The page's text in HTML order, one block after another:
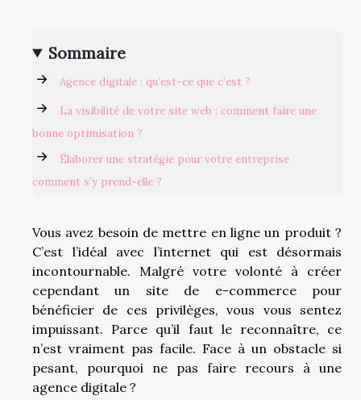
Sommaire
Agence digitale : qu’est-ce que c’est ?
La visibilité de votre site web : comment faire une
bonne optimisation ?
Élaborer une stratégie pour votre entreprise
comment s’y prend-elle ?
Vous avez besoin de mettre en ligne un produit ?
C’est l’idéal avec l’internet qui est désormais
incontournable. Malgré votre volonté à créer
cependant un site de e-commerce pour
bénéficier de ces privilèges, vous vous sentez
impuissant. Parce qu’il faut le reconnaître, ce
n’est vraiment pas facile. Face à un obstacle si
pesant, pourquoi ne pas faire recours à une
agence digitale ?